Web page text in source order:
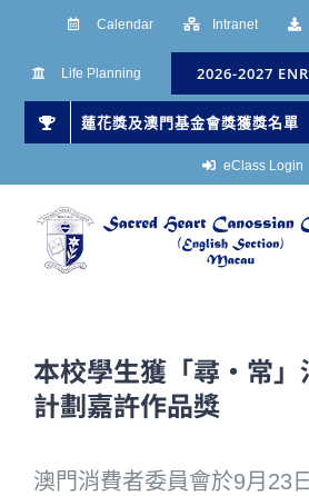
Calendar Intranet
Life Planning 2026-2027
蓮花獎及澳門基金會獎獲獎名單
eClass Login
本校學生獲「尋・常
計劃嘉許作品獎
澳門消費者委員會於9月23